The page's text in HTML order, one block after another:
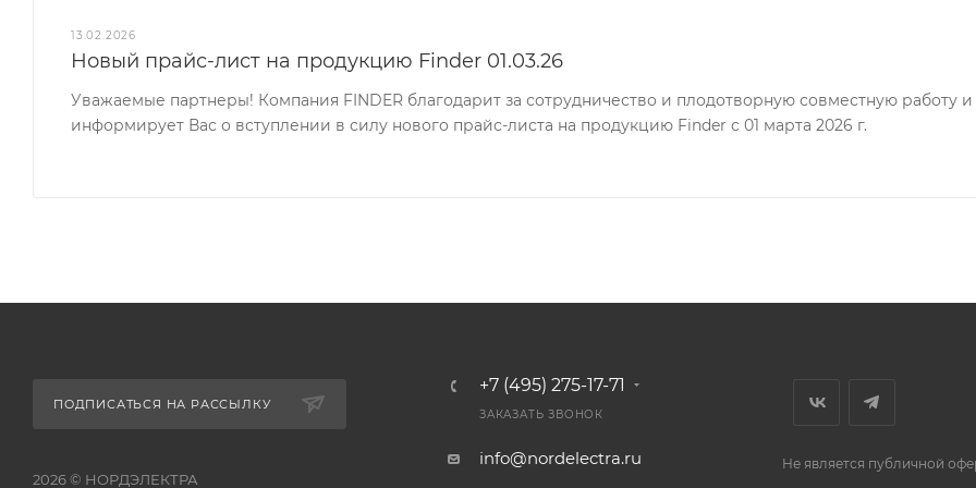
13.02.2026
Новый прайс-лист на продукцию Finder 01.03.26
Уважаемые партнеры! Компания FINDER благодарит за сотрудничество и плодотворную совместную работу и
информирует Вас о вступлении в силу нового прайс-листа на продукцию Finder с 01 марта 2026 г.
ПОДПИСАТЬСЯ НА РАССЫЛКУ
2026 © НОРДЭЛЕКТРА
+7 (495) 275-17-71
ЗАКАЗАТЬ ЗВОНОК
info@nordelectra.ru Не является публичной